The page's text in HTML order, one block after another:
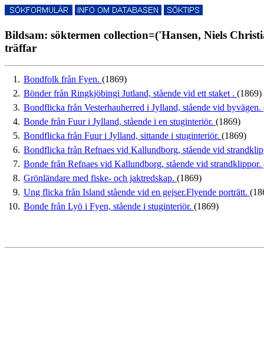
Bildsam: söktermen collection=('Hansen, Niels
träffar
1. Bondfolk från Fyen. (1869)
2. Bönder från Ringkjöbingi Jutland, stående vid ett staket . (1869)
3. Bondflicka från Vesterhauherred i Jylland, stående vid byvägen.
4. Bonde från Fuur i Jylland, stående i en stuginteriör. (1869)
5. Bondflicka från Fuur i Jylland, sittande i stuginteriör. (1869)
6. Bondflicka från Refnaes vid Kallundborg, stående vid
7. Bonde från Refnaes vid Kallundborg, stående vid strandklippor.
8. Grönländare med fiske- och jaktredskap. (1869)
9. Ung flicka från Island stående vid en gejser.Flyende porträtt.
10. Bonde från Lyö i Fyen, stående i stuginteriör. (1869)